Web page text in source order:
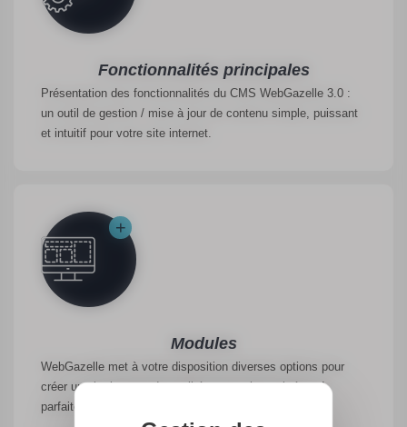
Fonctionnalités principales
Présentation des fonctionnalités du CMS WebGazelle 3.0 :
un outil de gestion / mise à jour de contenu simple, puissant
et intuitif pour votre site internet.
Modules
WebGazelle met à votre disposition diverses options pour
créer un site internet de qualité et pas cher qui répond
parfaitement à vos besoins.